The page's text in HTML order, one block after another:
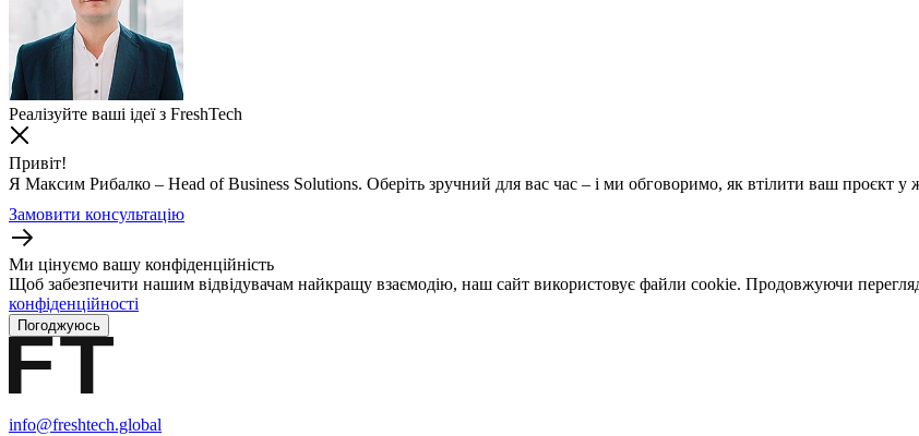
Реалізуйте ваші ідеї з FreshTech
Привіт!
Я Максим Рибалко – Head of Business Solutions. Оберіть зручний для вас час – і ми обговоримо, як втілити ваш проєкт у
Замовити консультацію
Ми цінуємо вашу конфіденційність
Щоб забезпечити нашим відвідувачам найкращу взаємодію, наш сайт використовує файли cookie. Продовжуючи
конфіденційності
Погоджуюсь
info@freshtech.global